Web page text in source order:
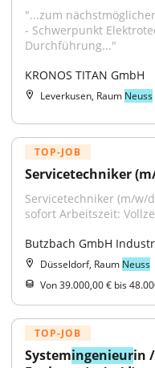
"...zum
- Schwerpunkt
Durchführung..."
KRONOS TITAN GmbH
Leverkusen, Raum Neuss
TOP-JOB
Servicetechniker
Servicetechniker (m/w/
sofort Arbeitszeit:
Butzbach GmbH
Düsseldorf, Raum Neuss
Von 39.000,00 € bis
TOP-JOB
Systemingenieurin